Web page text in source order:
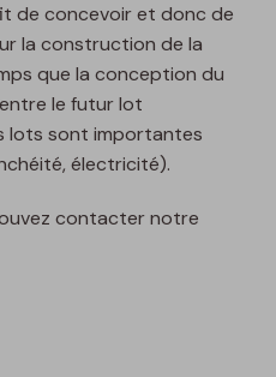
de concevoir et donc de
la construction de la
que la conception du
le futur lot
lots sont importantes
électricité).
contacter notre